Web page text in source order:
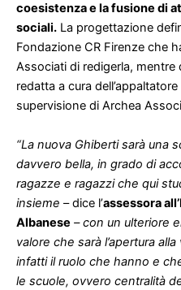
coesistenza e la fusione di
sociali. La progettazione
Fondazione CR Firenze che
Associati di redigerla, mentre
redatta a cura
supervisione di Archea
“La nuova Ghiberti sarà una
davvero bella, in grado di
ragazze e ragazzi che qui
insieme – dice l’assessora
Albanese – con un ulteriore
valore che sarà l’apertura
infatti il ruolo che hanno e
le scuole, ovvero centralità